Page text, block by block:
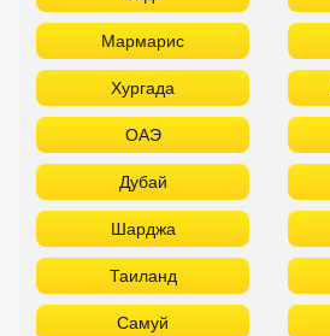
Мармарис
Хургада
ОАЭ
Дубай
Шарджа
Таиланд
Самуй